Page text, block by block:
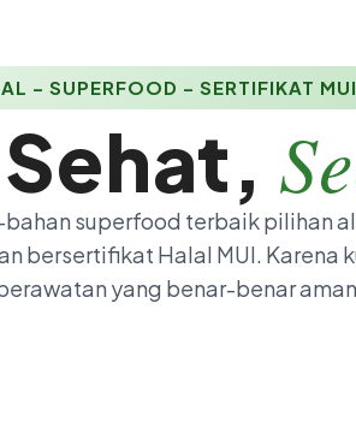
– SUPERFOOD – SERTIFIKAT MUI
superfood terbaik pilihan
bersertifikat Halal MUI. Karena
yang benar-benar